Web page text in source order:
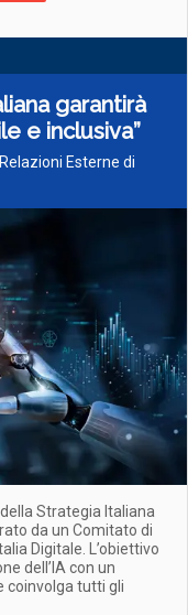
garantirà
e inclusiva”
Esterne di
Strategia Italiana
da un Comitato di
Digitale. L’obiettivo
dell’IA con un
coinvolga tutti gli